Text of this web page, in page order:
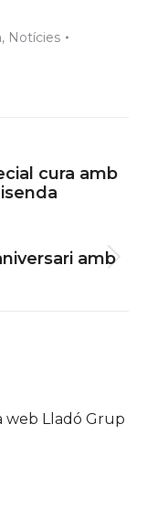
, Notícies
cura amb
amb
web Lladó Grup